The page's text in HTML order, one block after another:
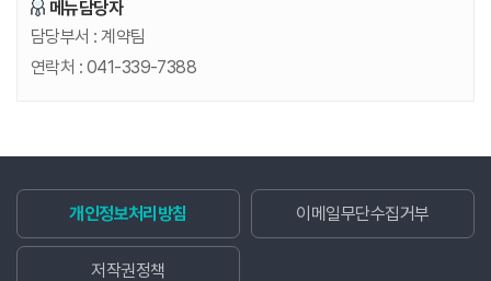
메뉴담당자
담당부서 :계약팀
연락처 : 041-339-7388
개인정보처리방침 이메일무단수집거부
저작권정책